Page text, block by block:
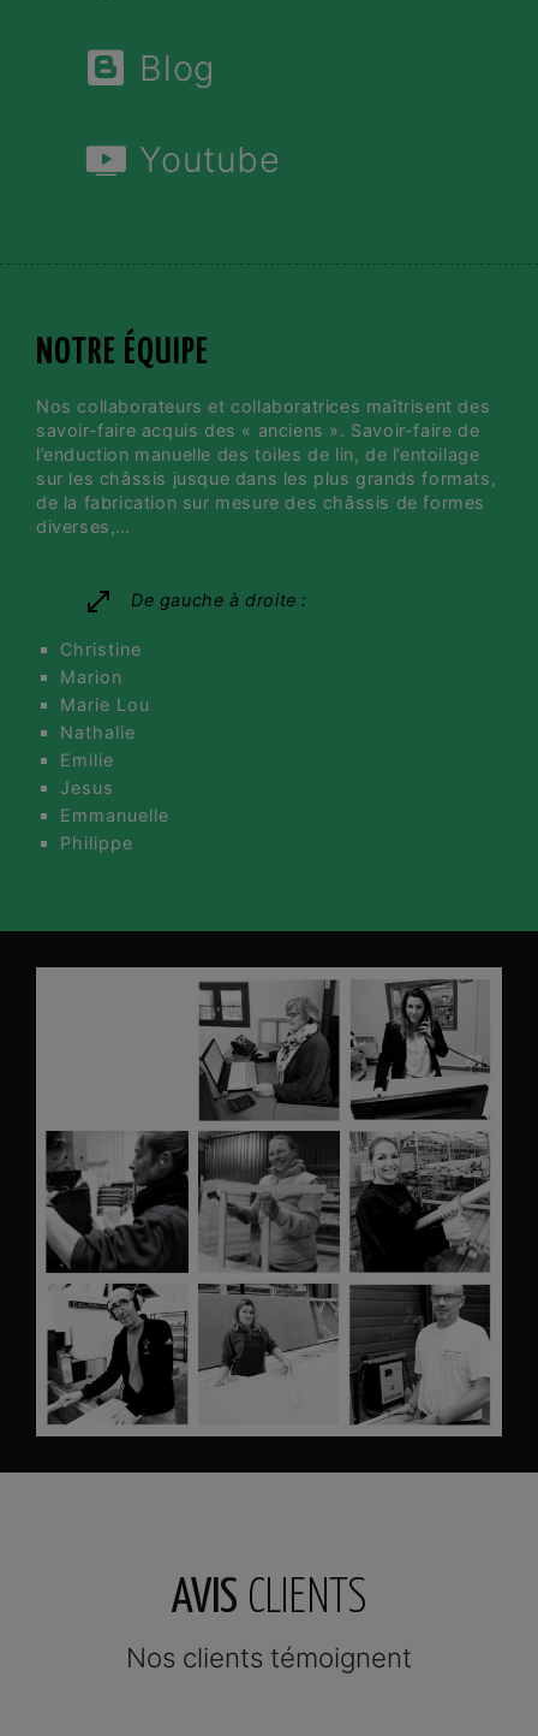
Blog
Youtube
NOTRE ÉQUIPE
Nos collaborateurs et collaboratrices maîtrisent des
savoir-faire acquis des « anciens ». Savoir-faire de
l’enduction manuelle des toiles de lin, de l’entoilage
sur les châssis jusque dans les plus grands formats,
de la fabrication sur mesure des châssis de formes
diverses,…
De gauche à droite :
Christine
Marion
Marie Lou
Nathalie
Emilie
Jesus
Emmanuelle
Philippe
AVIS CLIENTS
Nos clients témoignent